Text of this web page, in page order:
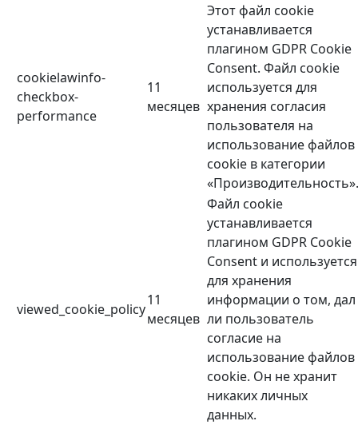
cookielawinfo-
checkbox-
performance
11
месяцев
Этот файл cookie
устанавливается
плагином GDPR Cookie
Consent. Файл cookie
используется для
хранения согласия
пользователя на
использование файлов
cookie в категории
«Производительность».
viewed_cookie_policy
11
месяцев
Файл cookie
устанавливается
плагином GDPR Cookie
Consent и используется
для хранения
информации о том, дал
ли пользователь
согласие на
использование файлов
cookie. Он не хранит
никаких личных
данных.